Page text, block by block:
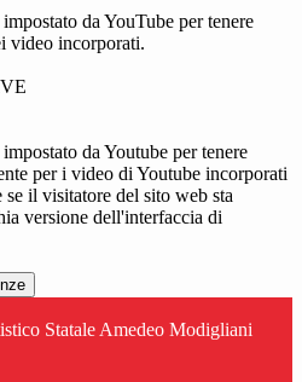
da YouTube per tenere
video incorporati.
da Youtube per tenere
per i video di Youtube incorporati
il visitatore del sito web sta
versione dell'interfaccia di
Statale Amedeo Modigliani